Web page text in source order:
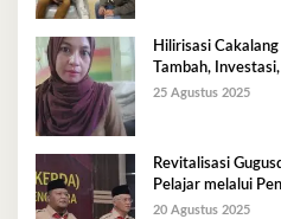
Hilirisasi
Tambah,
Berkelanjutan
25 Agustus 2025
Revitalisasi
Pelajar melalui
20 Agustus 2025